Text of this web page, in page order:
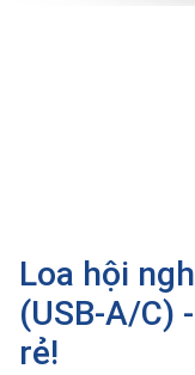
Loa hội
(USB-A/C)
rẻ!
Dịch
Hỗ
trợ